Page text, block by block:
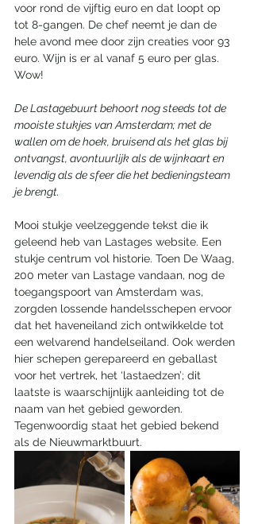
voor rond de vijftig euro en dat loopt op
tot 8-gangen. De chef neemt je dan de
hele avond mee door zijn creaties voor 93
euro. Wijn is er al vanaf 5 euro per glas.
Wow!
De Lastagebuurt behoort nog steeds tot de
mooiste stukjes van Amsterdam; met de
wallen om de hoek, bruisend als het glas bij
ontvangst, avontuurlijk als de wijnkaart en
levendig als de sfeer die het bedieningsteam
je brengt.
Mooi stukje veelzeggende tekst die ik
geleend heb van Lastages website. Een
stukje centrum vol historie. Toen De Waag,
200 meter van Lastage vandaan, nog de
toegangspoort van Amsterdam was,
zorgden lossende handelsschepen ervoor
dat het haveneiland zich ontwikkelde tot
een welvarend handelseiland. Ook werden
hier schepen gerepareerd en geballast
voor het vertrek, het ‘lastaedzen’; dit
laatste is waarschijnlijk aanleiding tot de
naam van het gebied geworden.
Tegenwoordig staat het gebied bekend
als de Nieuwmarktbuurt.